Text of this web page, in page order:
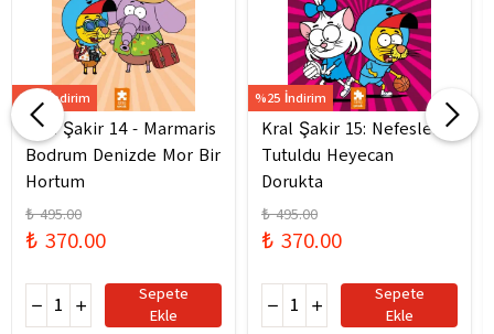
%25 İndirim
Kral Şakir 14 - Marmaris
Bodrum Denizde Mor Bir
Hortum
₺ 495.00
₺ 370.00
Sepete
Ekle
%25 İndirim
Kral Şakir 15: Nefesler
Tutuldu Heyecan
Dorukta
₺ 495.00
₺ 370.00
Sepete
Ekle